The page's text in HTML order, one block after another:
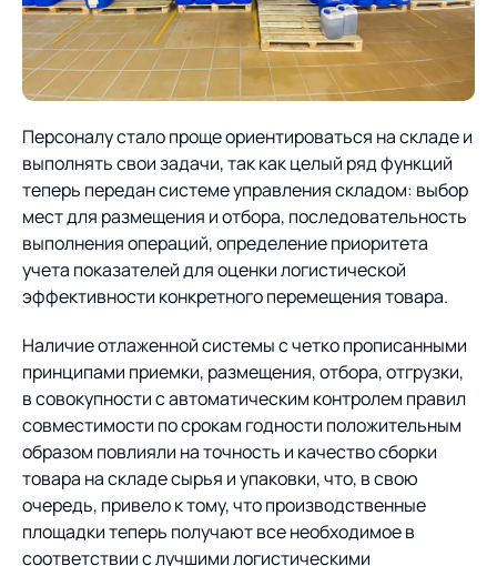
Персоналу стало проще ориентироваться на складе и
выполнять свои задачи, так как целый ряд функций
теперь передан системе управления складом: выбор
мест для размещения и отбора, последовательность
выполнения операций, определение приоритета
учета показателей для оценки логистической
эффективности конкретного перемещения товара.
Наличие отлаженной системы с четко прописанными
принципами приемки, размещения, отбора, отгрузки,
в совокупности с автоматическим контролем правил
совместимости по срокам годности положительным
образом повлияли на точность и качество сборки
товара на складе сырья и упаковки, что, в свою
очередь, привело к тому, что производственные
площадки теперь получают все необходимое в
соответствии с лучшими логистическими